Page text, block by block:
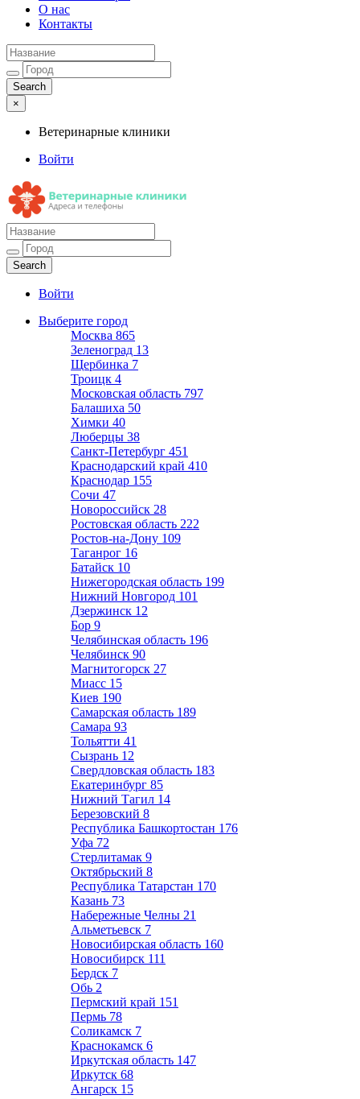
О нас
Контакты
×
Ветеринарные клиники
Войти
Ветеринарные клиники
Адреса и телефоны
Войти
Выберите город
Москва 865
Зеленоград 13
Щербинка 7
Троицк 4
Московская область 797
Балашиха 50
Химки 40
Люберцы 38
Санкт-Петербург 451
Краснодарский край 410
Краснодар 155
Сочи 47
Новороссийск 28
Ростовская область 222
Ростов-на-Дону 109
Таганрог 16
Батайск 10
Нижегородская область 199
Нижний Новгород 101
Дзержинск 12
Бор 9
Челябинская область 196
Челябинск 90
Магнитогорск 27
Миасс 15
Киев 190
Самарская область 189
Самара 93
Тольятти 41
Сызрань 12
Свердловская область 183
Екатеринбург 85
Нижний Тагил 14
Березовский 8
Республика Башкортостан 176
Уфа 72
Стерлитамак 9
Октябрьский 8
Республика Татарстан 170
Казань 73
Набережные Челны 21
Альметьевск 7
Новосибирская область 160
Новосибирск 111
Бердск 7
Обь 2
Пермский край 151
Пермь 78
Соликамск 7
Краснокамск 6
Иркутская область 147
Иркутск 68
Ангарск 15